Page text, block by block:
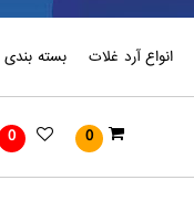
انواع آرد غلات بسته بندی
0 0